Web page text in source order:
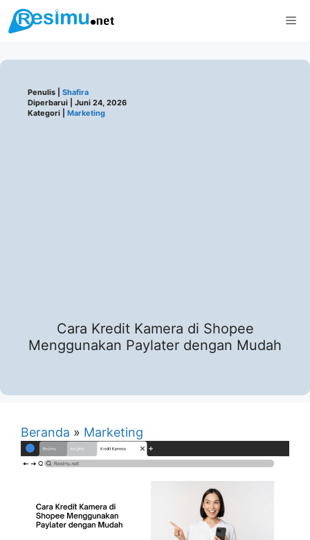
Langsung
ke
Penulis | Shafira
Diperbarui | Juni 24, 2026
Kategori | Marketing
Cara Kredit Kamera di Shopee
Menggunakan Paylater dengan Mudah
Beranda » Marketing